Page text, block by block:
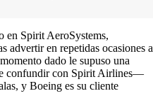
en Spirit AeroSystems,
advertir en repetidas ocasiones a
dado le supuso una
confundir con Spirit Airlines—
y Boeing es su cliente